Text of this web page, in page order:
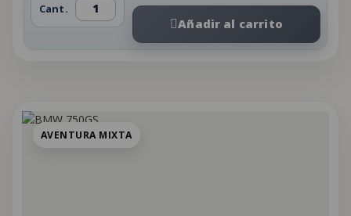
Cant.
Añadir al carrito
AVENTURA MIXTA